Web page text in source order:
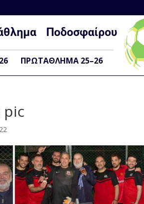
Ποδοσφαίρου
ΠΡΩΤΑΘΛΗΜΑ 25–26
pic